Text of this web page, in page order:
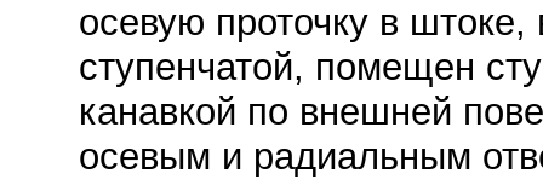
осевую проточку в
ступенчатой, помещен
канавкой по внешней
осевым и радиальным